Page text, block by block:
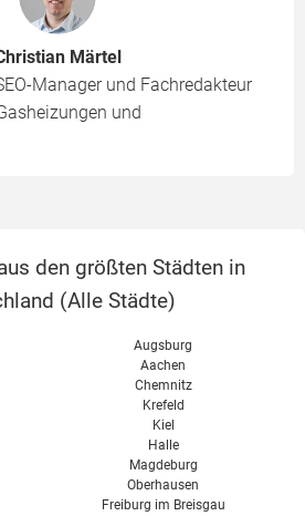
Märtel
Manager und Fachredakteur
und
den größten Städten in
(Alle Städte)
Augsburg
Aachen
Chemnitz
Krefeld
Kiel
Halle
Magdeburg
Oberhausen
Freiburg im Breisgau